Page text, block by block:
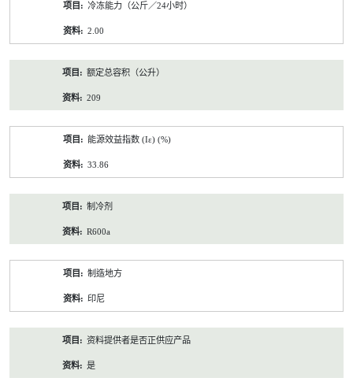
冷冻能力（公斤／24小时）
2.00
额定总容积（公升）
209
能源效益指数 (Iε) (%)
33.86
制冷剂
R600a
制造地方
印尼
资料提供者是否正供应产品
是